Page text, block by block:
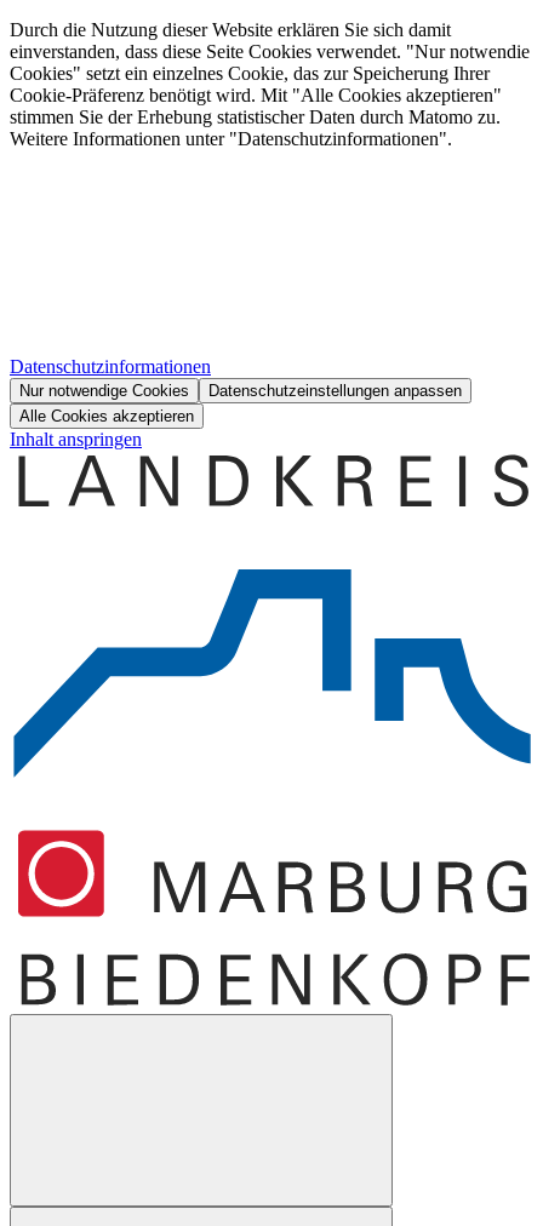
Durch die Nutzung dieser Website erklären Sie sich damit
einverstanden, dass diese Seite Cookies verwendet. "Nur notwendie
Cookies" setzt ein einzelnes Cookie, das zur Speicherung Ihrer
Cookie-Präferenz benötigt wird. Mit "Alle Cookies akzeptieren"
stimmen Sie der Erhebung statistischer Daten durch Matomo zu.
Weitere Informationen unter "Datenschutzinformationen".
Datenschutzinformationen
Nur notwendige Cookies
Datenschutzeinstellungen anpassen
Alle Cookies akzeptieren
Inhalt anspringen